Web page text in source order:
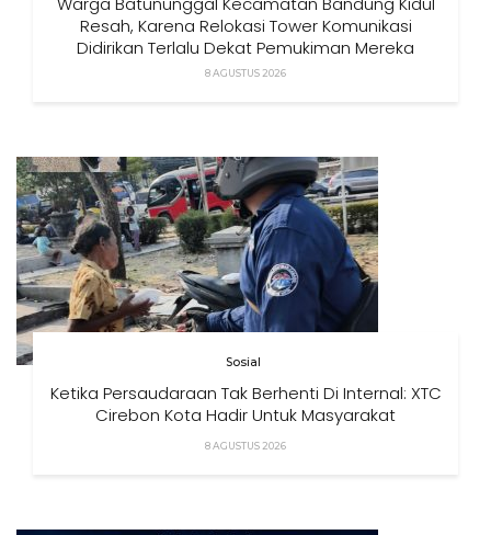
Resah, Karena Relokasi Tower Komunikasi
Didirikan Terlalu Dekat Pemukiman Mereka
8 AGUSTUS 2026
Sosial
Ketika Persaudaraan Tak Berhenti Di Internal: XTC
Cirebon Kota Hadir Untuk Masyarakat
8 AGUSTUS 2026